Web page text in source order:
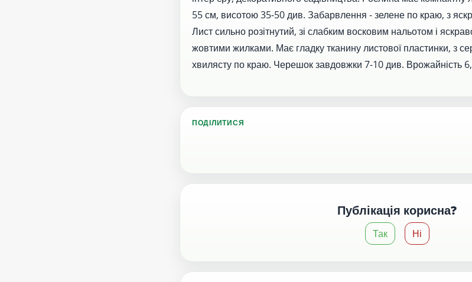
55 см, висотою 35-50 див. Забарвлення - зелене по краю, з
Лист сильно розітнутий, зі слабким восковим нальотом і
жовтими жилками. Має гладку тканину листової пластинки, з
хвилясту по краю. Черешок завдовжки 7-10 див. Врожайність
ПОДІЛИТИСЯ
Публікація корисна?
Так Ні